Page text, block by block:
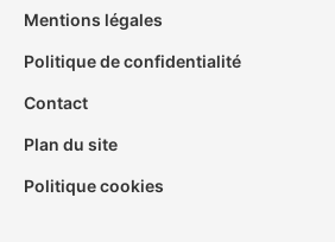
Mentions légales
Politique de confidentialité
Contact
Plan du site
Politique cookies